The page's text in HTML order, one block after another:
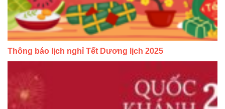
Thông báo lịch nghỉ Tết Dương lịch 2025